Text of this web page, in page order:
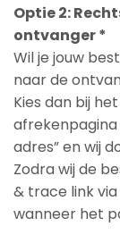
Optie 2:
ontvanger *
Wil je jouw
naar de
Kies dan bij
afrekenpagina
adres” en wij
Zodra wij de
& trace link
wanneer het